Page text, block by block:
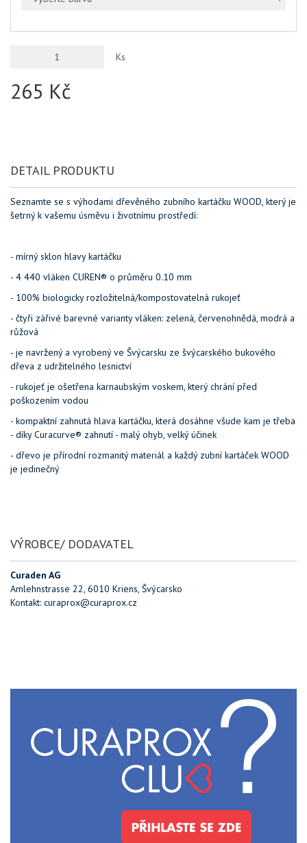
Ks
265 Kč
DETAIL PRODUKTU
Seznamte se s výhodami dřevěného zubního kartáčku WOOD, který je
šetrný k vašemu úsměvu i životnímu prostředí:
- mírný sklon hlavy kartáčku
- 4 440 vláken CUREN® o průměru 0.10 mm
- 100% biologicky rozložitelná/kompostovatelná rukojeť
- čtyři zářivé barevné varianty vláken: zelená, červenohnědá, modrá a
růžová
- je navržený a vyrobený ve Švýcarsku ze švýcarského bukového
dřeva z udržitelného lesnictví
- rukojeť je ošetřena karnaubským voskem, který chrání před
poškozením vodou
- kompaktní zahnutá hlava kartáčku, která dosáhne všude kam je třeba
- díky Curacurve® zahnutí - malý ohyb, velký účinek
- dřevo je přírodní rozmanitý materiál a každý zubní kartáček WOOD
je jedinečný
VÝROBCE/ DODAVATEL
Curaden AG
Amlehnstrasse 22, 6010 Kriens, Švýcarsko
Kontakt: curaprox@curaprox.cz